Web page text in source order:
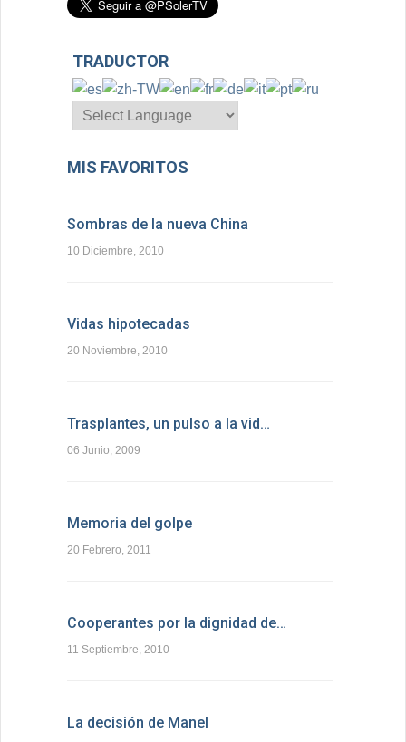
TRADUCTOR
MIS FAVORITOS
Sombras de la nueva China
10 Diciembre, 2010
Vidas hipotecadas
20 Noviembre, 2010
Trasplantes, un pulso a la vid…
06 Junio, 2009
Memoria del golpe
20 Febrero, 2011
Cooperantes por la dignidad de…
11 Septiembre, 2010
La decisión de Manel